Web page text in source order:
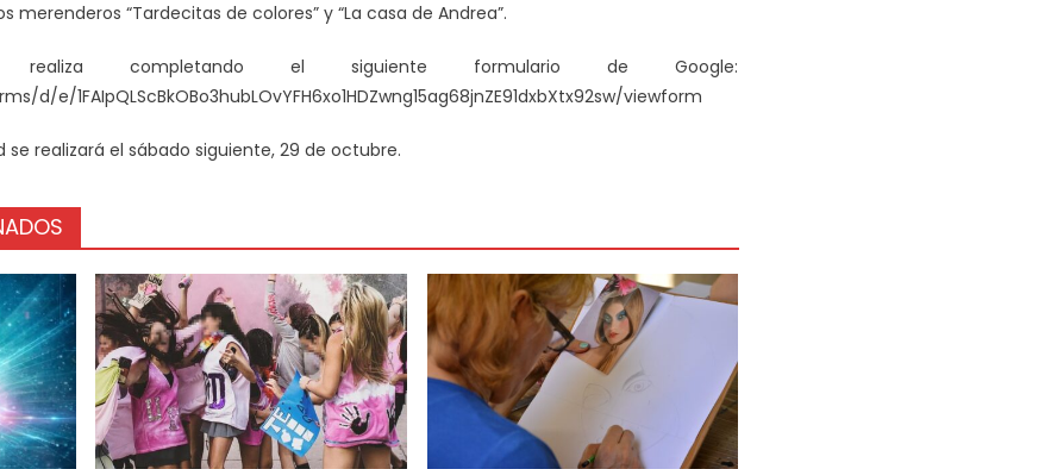
“Tardecitas de colores” y “La casa de Andrea”.
completando el siguiente formulario de Google:
d/e/1FAIpQLScBkOBo3hubLOvYFH6xo1HDZwng15ag68jnZE91dxbXtx92sw/viewform
se realizará el sábado siguiente, 29 de octubre.